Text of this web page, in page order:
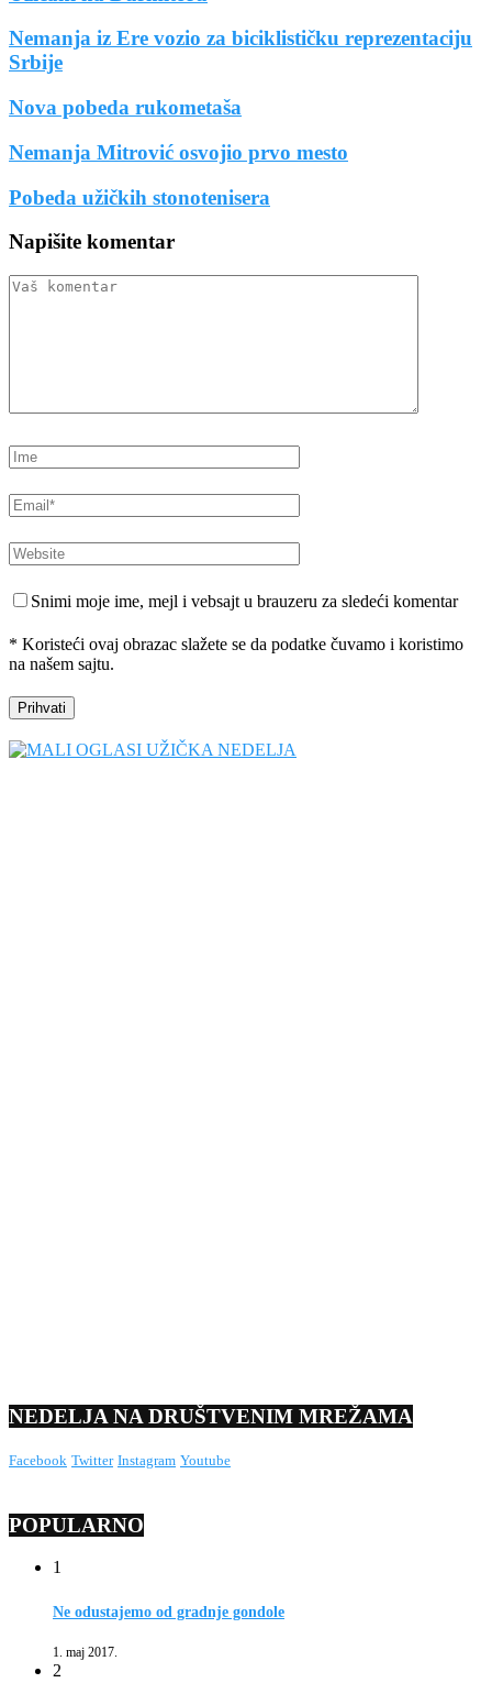
Nemanja iz Ere vozio za biciklističku reprezentaciju
Srbije
Nova pobeda rukometaša
Nemanja Mitrović osvojio prvo mesto
Pobeda užičkih stonotenisera
Napišite komentar
Snimi moje ime, mejl i vebsajt u brauzeru za sledeći komentar
* Koristeći ovaj obrazac slažete se da podatke čuvamo i koristimo
na našem sajtu.
NEDELJA NA DRUŠTVENIM MREŽAMA
Facebook Twitter Instagram Youtube
POPULARNO
1
Ne odustajemo od gradnje gondole
1. maj 2017.
2